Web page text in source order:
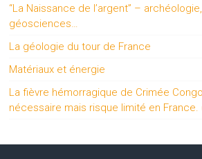
“La Naissance de l’argent” –
géosciences…
La géologie du tour de France
Matériaux et énergie
La fièvre hémorragique de Crimée
nécessaire mais risque limité en France.